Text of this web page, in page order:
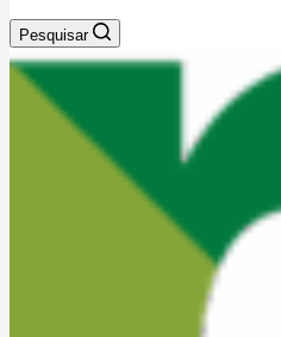
Pesquisar